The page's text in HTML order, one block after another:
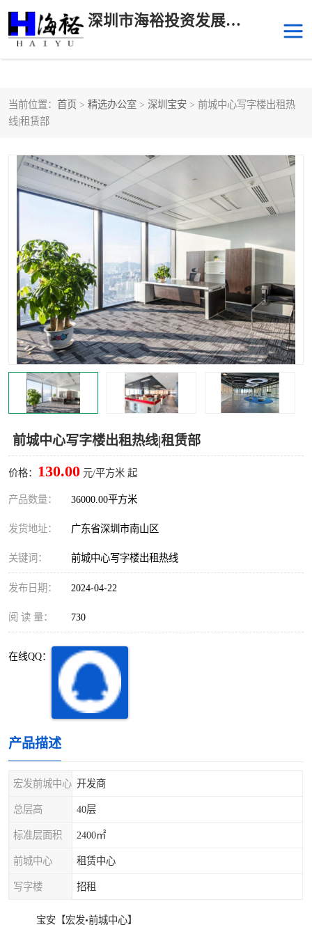
深圳市海裕投资发展有限公司
当前位置： 首页 > 精选办公室 > 深圳宝安 > 前城中心写字楼出租热
线|租赁部
前城中心写字楼出租热线|租赁部
价格： 130.00 元/平方米 起
产品数量： 36000.00平方米
发货地址： 广东省深圳市南山区
关键词： 前城中心写字楼出租热线
发布日期： 2024-04-22
阅 读 量： 730
在线QQ：
产品描述
宏发前城中心 开发商
总层高 40层
标准层面积 2400㎡
前城中心 租赁中心
写字楼 招租
宝安【宏发•前城中心】
后海
科技园中区 南山华侨城
前海 深圳湾科技生态园
福田中心区写字楼租赁 宝安中心区
深圳宝安 福田车公庙
罗湖水贝 南山南油
龙华 罗湖区
宝安区 西乡
兴东 石岩
车公庙
中心区
南山区 西丽
深圳超级总部基地 后海
龙岗区
光明区
龙华观澜